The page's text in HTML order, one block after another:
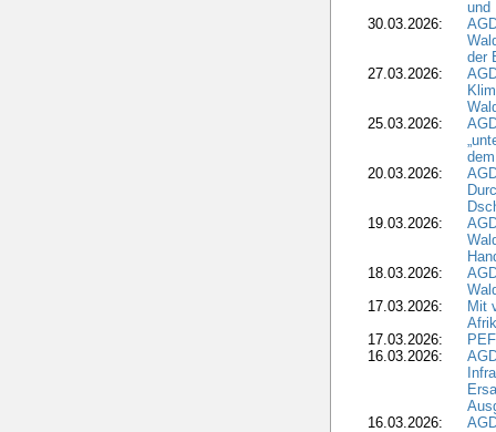
und
30.03.2026:
der
27.03.2026:
25.03.2026:
20.03.2026:
19.03.2026:
18.03.2026:
17.03.2026:
Mit
17.03.2026:
16.03.2026:
16.03.2026: